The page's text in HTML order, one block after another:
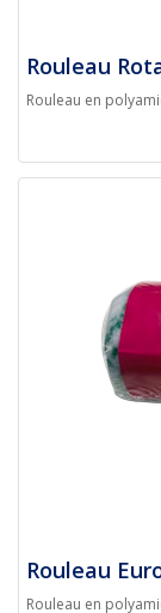
Rouleau
Rouleau en
Rouleau
Rouleau en